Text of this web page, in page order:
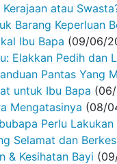
atau
Barang Keperluan
Ibu Bapa (09/06/
Elakkan Pedih dan
Pantas Yang
untuk Ibu Bapa
Mengatasinya (08/
Perlu Lakukan
Selamat dan
& Kesihatan Bayi